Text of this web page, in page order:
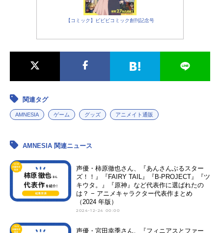
【コミック】ビビビコミック創刊記念号
関連タグ
AMNESIA ゲーム グッズ アニメイト通販
AMNESIA 関連ニュース
声優・柿原徹也さん、『あんさんぶるスター
ズ！！』『FAIRY TAIL』『B-PROJECT』『ツ
キウタ。』『原神』など代表作に選ばれたの
は？ − アニメキャラクター代表作まとめ
（2024 年版）
2024-12-24 00:00
声優・宮田幸季さん、『フィニアスとファー